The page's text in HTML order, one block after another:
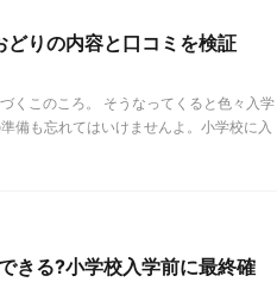
りの内容と口コミを検証
くこのころ。 そうなってくると色々入学
備も忘れてはいけませんよ。小学校に入
きる?小学校入学前に最終確